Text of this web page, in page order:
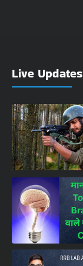
Live Updates